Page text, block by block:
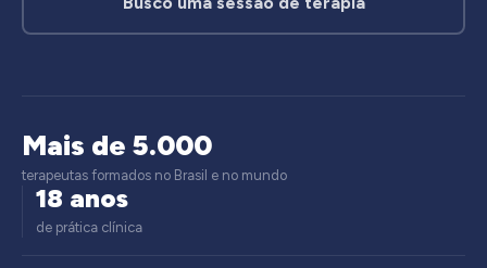
Mais de 5.000
terapeutas formados no Brasil e no mundo
18 anos
de prática clínica